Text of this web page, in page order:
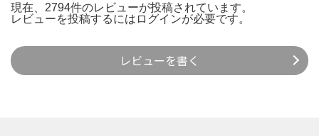
現在、2794件のレビューが投稿されています。
レビューを投稿するには ログインが必要です。
レビューを書く